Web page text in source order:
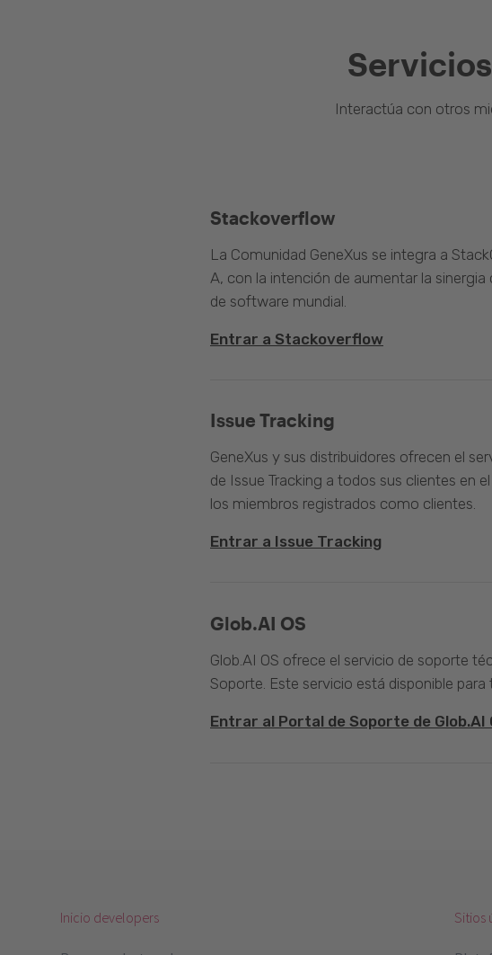
Interactúa con otros
Stackoverflow
La Comunidad GeneXus se integra a
A, con la intención de aumentar la
de software mundial.
Entrar a Stackoverflow
Issue Tracking
GeneXus y sus distribuidores ofrecen el
de Issue Tracking a todos sus clientes en
los miembros registrados como clientes.
Entrar a Issue Tracking
Glob.AI OS
Glob.AI OS ofrece el servicio de soporte
Soporte. Este servicio está disponible
Entrar al Portal de Soporte de Glob.AI
Inicio developers Sitios